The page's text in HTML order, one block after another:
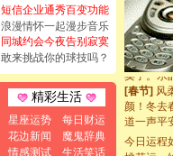
短信企业通秀百变功能
浪漫情怀一起漫步音乐
同城约会今夜告别寂寞
敢来挑战你的球技吗？
精彩生活
星座运势
每日财运
花边新闻
魔鬼辞典
情感测试
生活笑话
起；二是
离。水晶
[元旦]当
泣，这痛
卖了。水
[春节] 风
颜！冬去
道一声平
[春节]
传
片叶子是
今日运程